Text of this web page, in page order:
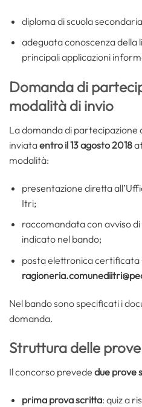
diploma di scuola
adeguata conoscenza della
principali applicazioni
Domanda di
modalità di invio
La domanda di partecipazione
inviataentro il 13 agosto 2018
modalità:
presentazione diretta
Itri;
raccomandata con avviso
indicato nel bando;
posta elettronica certificata
Nel bando sono specificati i
domanda.
Struttura delle prove
Il concorso prevede due prove
prima prova scritta: quiz a